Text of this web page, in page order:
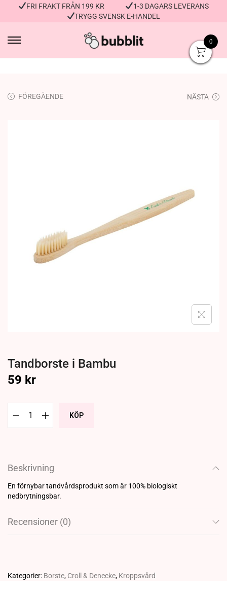
FRI FRAKT FRÅN 199 KR
1-3 DAGARS LEVERANS
TRYGG SVENSK E-HANDEL
FÖREGÅENDE NÄSTA
Tandborste i Bambu
59 kr
KÖP
Beskrivning
En förnybar tandvårdsprodukt som är 100% biologiskt
nedbrytningsbar.
Recensioner (0)
Kategorier: Borste, Croll & Denecke, Kroppsvård
0